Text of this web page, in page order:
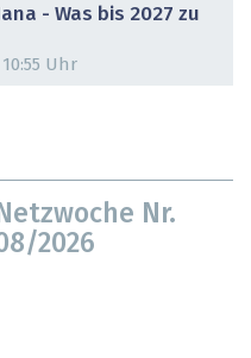
- Was bis 2027 zu
10:55 Uhr
Netzwoche Nr.
2026